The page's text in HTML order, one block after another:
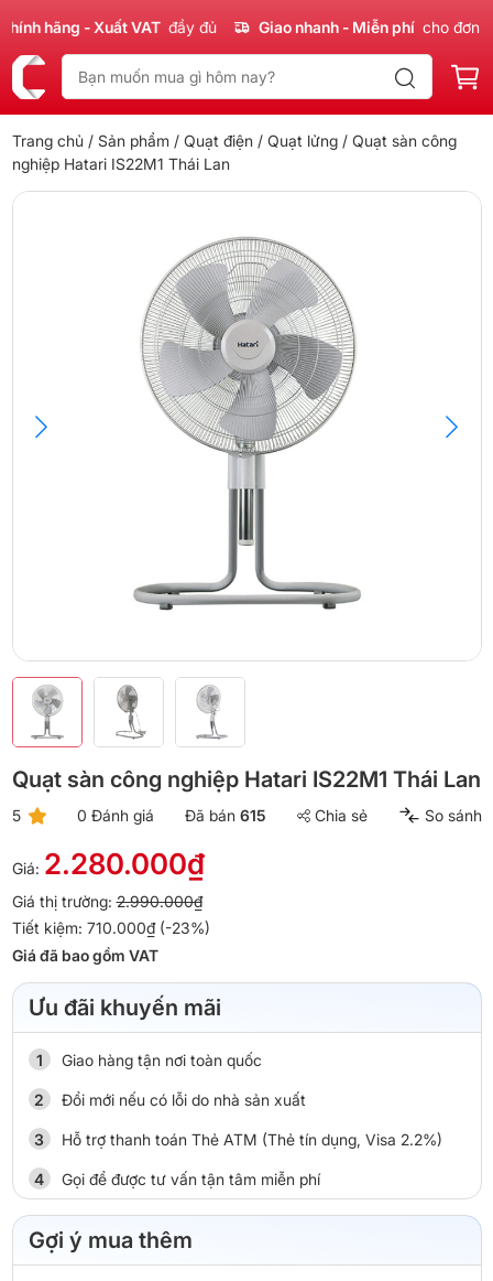
hãng - Xuất VAT đầy đủ Giao nhanh - Miễn phí cho đơn
Trang chủ / Sản phẩm / Quạt điện / Quạt lửng/ Quạt sàn công
nghiệp Hatari IS22M1 Thái Lan
Quạt sàn công nghiệp Hatari IS22M1 Thái Lan
5 0 Đánh giá Đã bán 615 Chia sẻ So sánh
Giá: 2.280.000₫
Giá thị trường:2.990.000₫
Tiết kiệm: 710.000₫ (-23%)
Giá đã bao gồm VAT
Ưu đãi khuyến mãi
Giao hàng tận nơi toàn quốc
Đổi mới nếu có lỗi do nhà sản xuất
Hỗ trợ thanh toán Thẻ ATM (Thẻ tín dụng, Visa 2.2%)
Gọi để được tư vấn tận tâm miễn phí
Gợi ý mua thêm